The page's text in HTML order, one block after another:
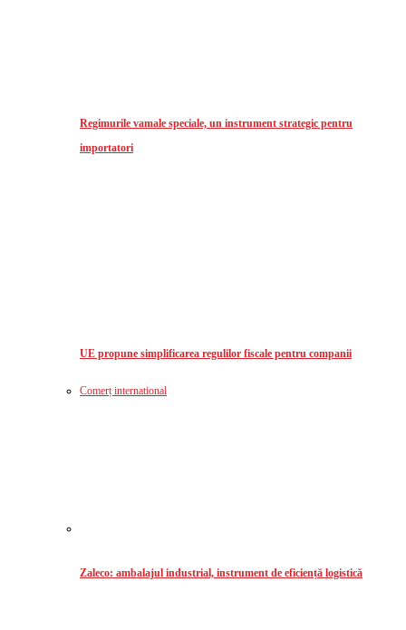
Regimurile vamale speciale, un instrument strategic pentru
importatori
UE propune simplificarea regulilor fiscale pentru companii
Comerț international
Zaleco: ambalajul industrial, instrument de eficiență logistică